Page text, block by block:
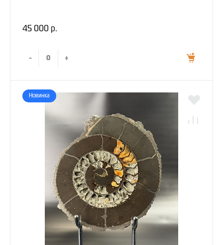
45 000 р.
- +
Новинка